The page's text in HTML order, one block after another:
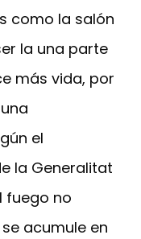
como la salón
la una parte
más vida, por
el
la Generalitat
fuego no
acumule en